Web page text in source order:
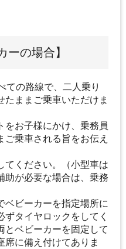
ーの場合】
ての路線で、二人乗り
たままご乗車いただけま
をお子様にかけ、乗務員
ご乗車される旨をお伝え
てください。（小型車は
助が必要な場合は、乗務
ベビーカーを指定場所に
タイヤロックをしてく
とベビーカーを固定して
席に備え付けてありま